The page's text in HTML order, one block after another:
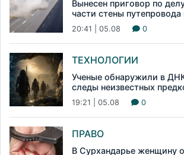
Вынесен приговор по
части стены путепровода
20:41 | 05.08 0
ТЕХНОЛОГИИ
Ученые обнаружили в
следы неизвестных
19:21 | 05.08 0
ПРАВО
В Сурхандарье женщину